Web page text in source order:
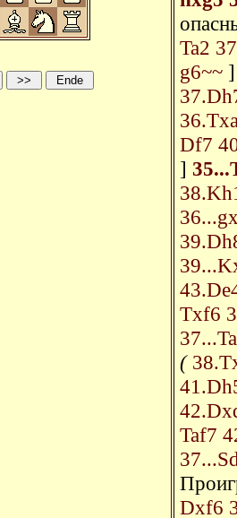
Ta2
g6~~
Df7
]
Txf6
(
Taf7
Dxf6